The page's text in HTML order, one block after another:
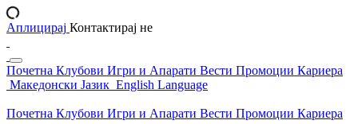
Аплицирај Контактирај не
Почетна Клубови Игри и Апарати Вести Промоции Кариера
Македонски Јазик English Language
Почетна Клубови Игри и Апарати Вести Промоции Кариера